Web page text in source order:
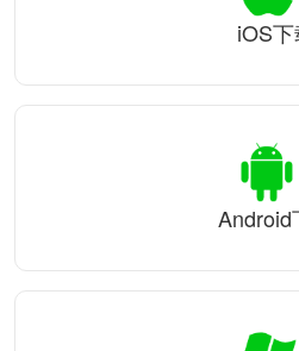
iOS
Android